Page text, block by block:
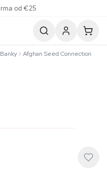
od €25
Afghan Seed Connection